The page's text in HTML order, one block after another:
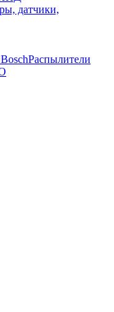
датчики,
Распылители